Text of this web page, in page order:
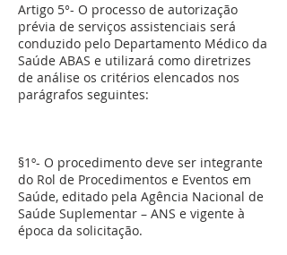
Artigo 5°- O processo de autorização
prévia de serviços assistenciais será
conduzido pelo Departamento Médico da
Saúde ABAS e utilizará como diretrizes
de análise os critérios elencados nos
parágrafos seguintes:
§1º- O procedimento deve ser integrante
do Rol de Procedimentos e Eventos em
Saúde, editado pela Agência Nacional de
Saúde Suplementar – ANS e vigente à
época da solicitação.